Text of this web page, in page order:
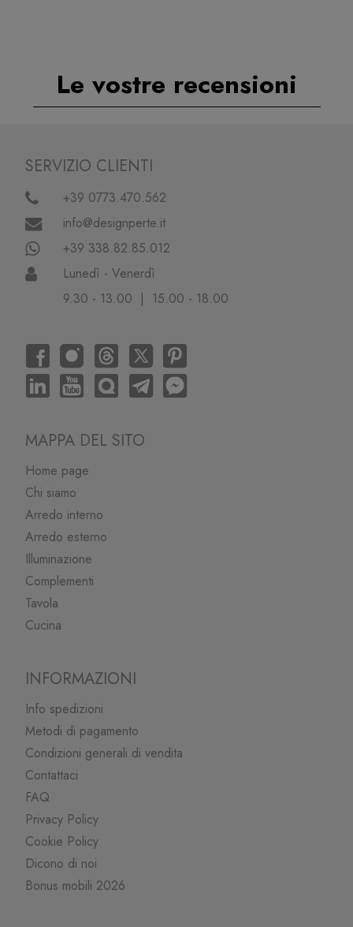
Le vostre recensioni
SERVIZIO CLIENTI
+39 0773.470.562
info@designperte.it
+39 338.82.85.012
Lunedì - Venerdì
9.30 - 13.00 | 15.00 - 18.00
MAPPA DEL SITO
Home page
Chi siamo
Arredo interno
Arredo esterno
Illuminazione
Complementi
Tavola
Cucina
INFORMAZIONI
Info spedizioni
Metodi di pagamento
Condizioni generali di vendita
Contattaci
FAQ
Privacy Policy
Cookie Policy
Dicono di noi
Bonus mobili 2026